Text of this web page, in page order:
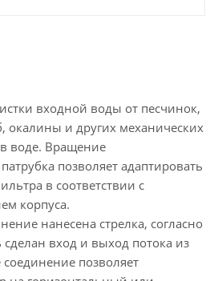
входной воды от песчинок,
окалины и других механических
воде. Вращение
позволяет адаптировать
в соответствии с
корпуса.
нанесена стрелка, согласно
вход и выход потока из
позволяет